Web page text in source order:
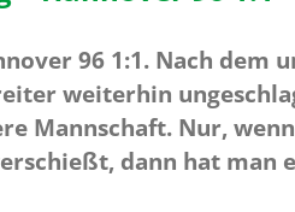
96 1:1. Nach dem
weiterhin
Mannschaft. Nur,
dann hat man